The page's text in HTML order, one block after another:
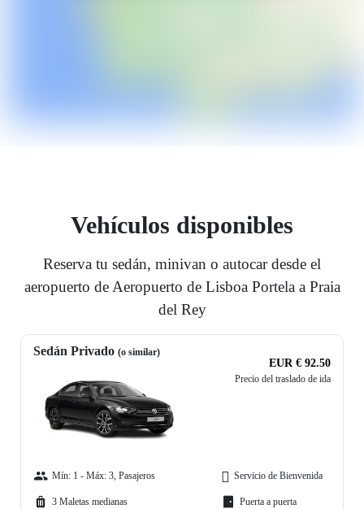
Vehículos disponibles
Reserva tu sedán, minivan o autocar desde el
aeropuerto de Aeropuerto de Lisboa Portela a Praia
del Rey
Sedán Privado (o similar)
EUR € 92.50
Precio del traslado de ida
Mín: 1 - Máx: 3, Pasajeros
3 Maletas medianas
Servicio de Bienvenida
Puerta a puerta